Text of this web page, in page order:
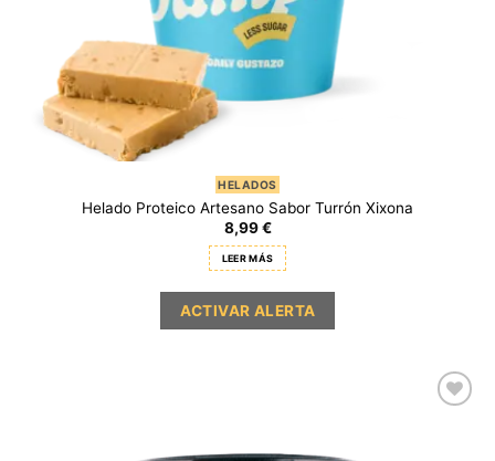
HELADOS
Helado Proteico Artesano Sabor Turrón Xixona
8,99€
LEER MÁS